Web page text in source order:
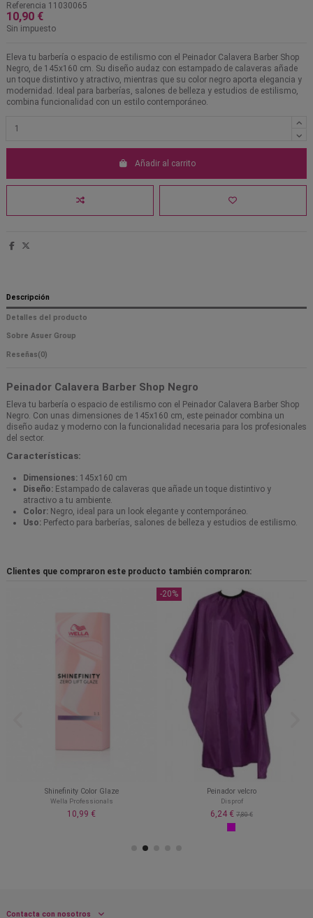
Referencia 11030065
10,90 €
Sin impuesto
Eleva tu barbería o espacio de estilismo con el Peinador Calavera Barber Shop
Negro, de 145x160 cm. Su diseño audaz con estampado de calaveras añade
un toque distintivo y atractivo, mientras que su color negro aporta elegancia y
modernidad. Ideal para barberías, salones de belleza y estudios de estilismo,
combina funcionalidad con un estilo contemporáneo.
Añadir al carrito
Descripción
Detalles del producto
Sobre Asuer Group
Reseñas(0)
Peinador Calavera Barber Shop Negro
Eleva tu barbería o espacio de estilismo con el Peinador Calavera Barber Shop
Negro. Con unas dimensiones de 145x160 cm, este peinador combina un
diseño audaz y moderno con la funcionalidad necesaria para los profesionales
del sector.
Características:
Dimensiones: 145x160 cm
Diseño: Estampado de calaveras que añade un toque distintivo y
atractivo a tu ambiente.
Color: Negro, ideal para un look elegante y contemporáneo.
Uso: Perfecto para barberías, salones de belleza y estudios de estilismo.
Clientes que compraron este producto también compraron:
Shinefinity Color Glaze
Wella Professionals
10,99 €
-20%
Peinador velcro
Disprof
6,24 € 7,80 €
Contacta con nosotros